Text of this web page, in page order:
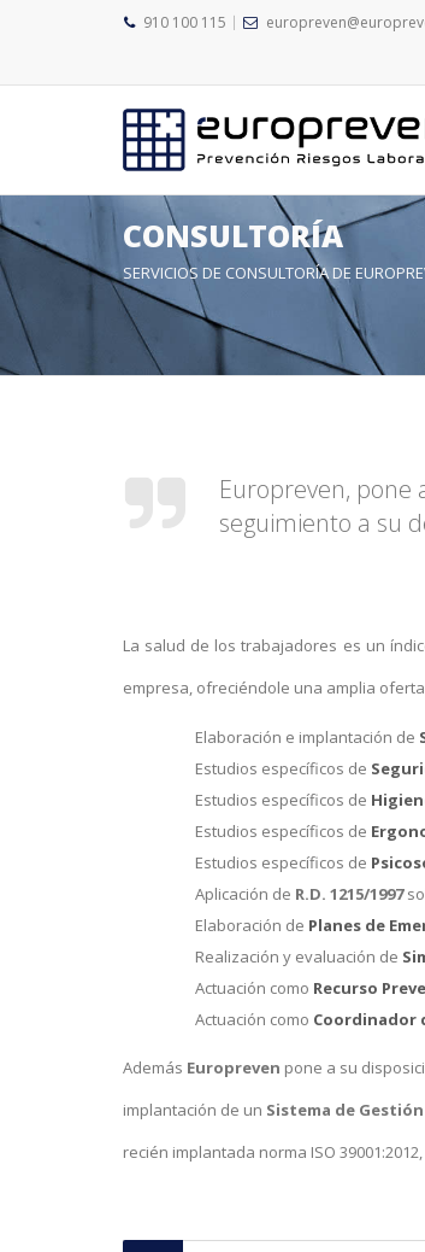
910 100 115
CONSULTORÍA
SERVICIOS DE CONSULTORÍA DE
Europreven, pone
seguimiento a su
La salud de los trabajadores es un
empresa, ofreciéndole una amplia
Elaboración e implantación de
Estudios específicos de
Estudios específicos de
Estudios específicos de
Estudios específicos de
Aplicación de R.D. 1215/1997
Elaboración de Planes de
Realización y evaluación de
Actuación como Recurso
Actuación como Coordinador
Además Europreven pone a su
implantación de un Sistema de
recién implantada norma ISO